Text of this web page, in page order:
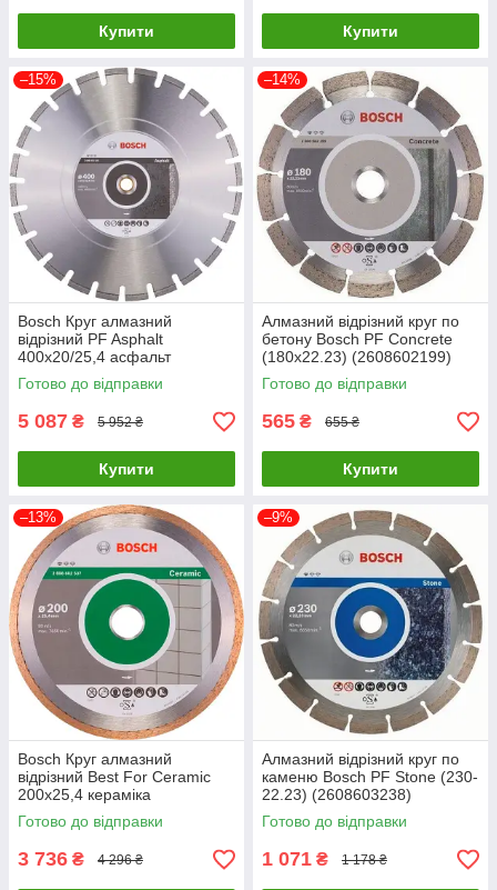
Купити Купити
–15%
Bosch Круг алмазний
відрізний PF Asphalt
400х20/25,4 асфальт
Готово до відправки
5 087 ₴ 5 952 ₴
Купити
–14%
Алмазний відрізний круг по
бетону Bosch PF Concrete
(180х22.23) (2608602199)
Готово до відправки
565 ₴ 655 ₴
Купити
–13%
Bosch Круг алмазний
відрізний Best For Ceramic
200х25,4 кераміка
Готово до відправки
3 736 ₴ 4 296 ₴
–9%
Алмазний відрізний круг по
каменю Bosch PF Stone (230-
22.23) (2608603238)
Готово до відправки
1 071 ₴ 1 178 ₴